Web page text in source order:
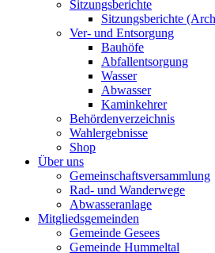
Sitzungsberichte
Sitzungsberichte
Ver- und Entsorgung
Bauhöfe
Abfallentsorgung
Wasser
Abwasser
Kaminkehrer
Behördenverzeichnis
Wahlergebnisse
Shop
Über uns
Gemeinschaftsversammlung
Rad- und Wanderwege
Abwasseranlage
Mitgliedsgemeinden
Gemeinde Gesees
Gemeinde Hummeltal